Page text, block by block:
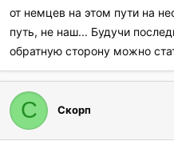
от немцев на этом пути на
путь, не наш... Будучи
обратную сторону можно
С Скорп